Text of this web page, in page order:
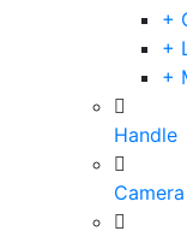
+
+
+
Handle